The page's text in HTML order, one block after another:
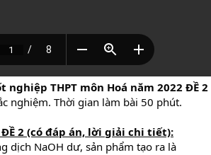
THPT môn Hoá năm 2022 ĐỀ 2
nghiệm. Thời gian làm bài 50 phút.
2 (có đáp án, lời giải chi tiết):
dịch NaOH dư, sản phẩm tạo ra là